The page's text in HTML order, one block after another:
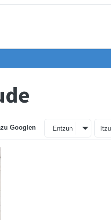
Googlen Entzun